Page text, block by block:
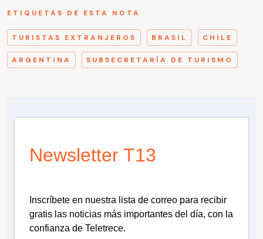
ETIQUETAS DE ESTA NOTA
TURISTAS EXTRANJEROS BRASIL CHILE
ARGENTINA SUBSECRETARÍA DE TURISMO
Newsletter T13
Inscríbete en nuestra lista de correo para recibir
gratis las noticias más importantes del día, con la
confianza de Teletrece.